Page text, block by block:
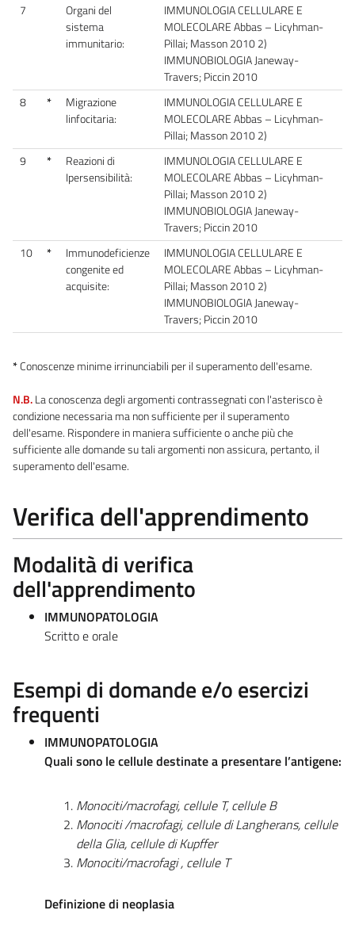
7
Organi del
sistema
immunitario:
IMMUNOLOGIA CELLULARE E
MOLECOLARE Abbas – Licyhman-
Pillai; Masson 2010 2)
IMMUNOBIOLOGIA Janeway-
Travers; Piccin 2010
8
*
Migrazione
linfocitaria:
IMMUNOLOGIA CELLULARE E
MOLECOLARE Abbas – Licyhman-
Pillai; Masson 2010 2)
9
*
Reazioni di
Ipersensibilità:
IMMUNOLOGIA CELLULARE E
MOLECOLARE Abbas – Licyhman-
Pillai; Masson 2010 2)
IMMUNOBIOLOGIA Janeway-
Travers; Piccin 2010
10
*
Immunodeficienze
congenite ed
acquisite:
IMMUNOLOGIA CELLULARE E
MOLECOLARE Abbas – Licyhman-
Pillai; Masson 2010 2)
IMMUNOBIOLOGIA Janeway-
Travers; Piccin 2010
*Conoscenze minime irrinunciabili per il superamento dell'esame.
N.B.La conoscenza degli argomenti contrassegnati con l'asterisco è
condizione necessaria ma non sufficiente per il superamento
dell'esame. Rispondere in maniera sufficiente o anche più che
sufficiente alle domande su tali argomenti non assicura, pertanto, il
superamento dell'esame.
Verifica dell'apprendimento
Modalità di verifica
dell'apprendimento
IMMUNOPATOLOGIA
Scritto e orale
Esempi di domande e/o esercizi
frequenti
IMMUNOPATOLOGIA
Quali sono le cellule destinate a presentare l’antigene:
Monociti/macrofagi, cellule T, cellule B
Monociti /macrofagi, cellule di Langherans, cellule
della Glia, cellule di Kupffer
Monociti/macrofagi , cellule T
Definizione di neoplasia